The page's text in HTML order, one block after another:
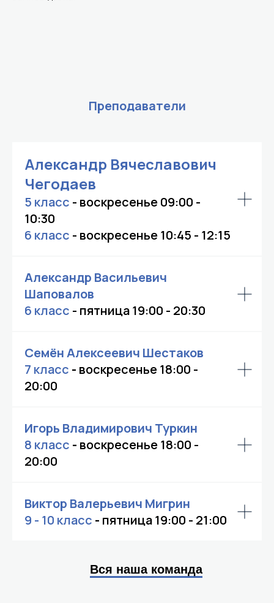
Преподаватели
Александр Вячеславович
Чегодаев
5 класс - воскресенье 09:00 -
10:30
6 класс - воскресенье 10:45 - 12:15
Александр Васильевич
Шаповалов
6 класс - пятница 19:00 - 20:30
Семён Алексеевич Шестаков
7 класс - воскресенье 18:00 -
20:00
Игорь Владимирович Туркин
8 класс - воскресенье 18:00 -
20:00
Виктор Валерьевич Мигрин
9 - 10 класс - пятница 19:00 - 21:00
Вся наша команда